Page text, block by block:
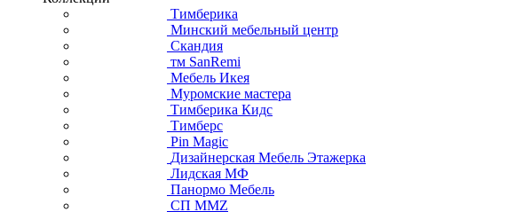
Тимберика
Минский мебельный центр
Скандия
тм SanRemi
Мебель Икея
Муромские мастера
Тимберика Кидс
Тимберс
Pin Magic
Дизайнерская Мебель Этажерка
Лидская МФ
Панормо Мебель
СП ММZ